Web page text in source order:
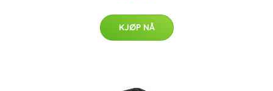
KJØP NÅ